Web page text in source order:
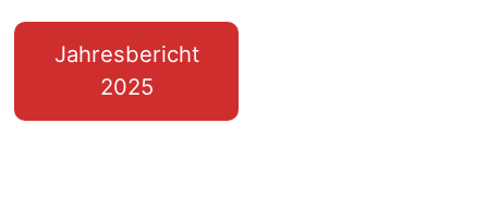
Jahresbericht
2025